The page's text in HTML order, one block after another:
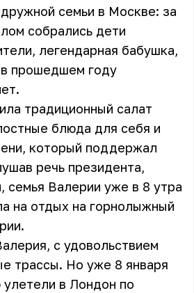
семьи в Москве: за
собрались дети
легендарная бабушка,
в прошедшем году
традиционный салат
блюда для себя и
который поддержал
речь президента,
семья Валерии уже в 8 утра
на отдых на горнолыжный
с удовольствием
трассы. Но уже 8 января
в Лондон по